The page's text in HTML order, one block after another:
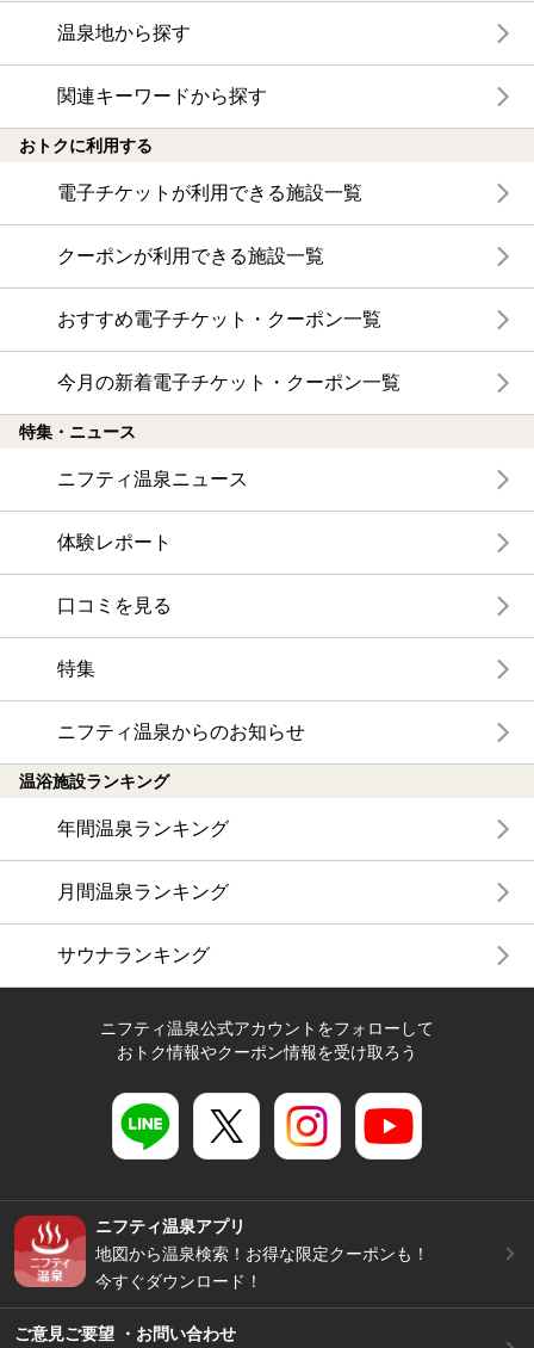
温泉地から探す
関連キーワードから探す
おトクに利用する
電子チケットが利用できる施設一覧
クーポンが利用できる施設一覧
おすすめ電子チケット・クーポン一覧
今月の新着電子チケット・クーポン一覧
特集・ニュース
ニフティ温泉ニュース
体験レポート
口コミを見る
特集
ニフティ温泉からのお知らせ
温浴施設ランキング
年間温泉ランキング
月間温泉ランキング
サウナランキング
ニフティ温泉公式アカウントをフォローして
おトク情報やクーポン情報を受け取ろう
ニフティ温泉アプリ
地図から温泉検索！お得な限定クーポンも！
今すぐダウンロード！
ご意見ご要望 ・お問い合わせ